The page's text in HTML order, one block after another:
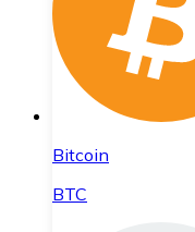
Bitcoin
BTC